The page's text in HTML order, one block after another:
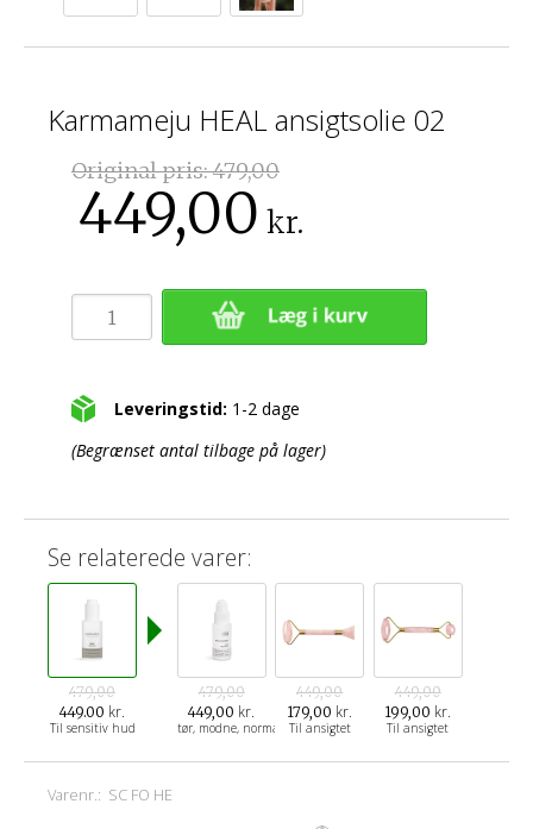
Karmameju HEAL ansigtsolie 02
Original pris:479,00
449,00 kr.
Leveringstid: 1-2 dage
(Begrænset antal tilbage på lager)
Se relaterede varer:
479,00
449.00 kr.
Til sensitiv hud
479,00
449,00 kr.
tør, modne, normal hud
449,00
179,00 kr.
Til ansigtet
449,00
199,00 kr.
Til ansigtet
Varenr.: SC FO HE